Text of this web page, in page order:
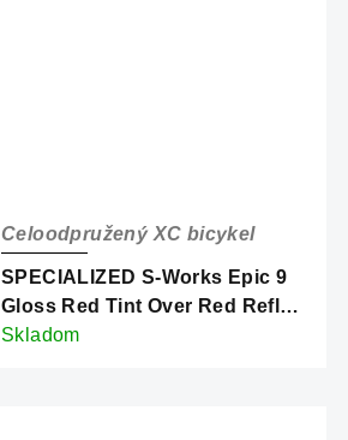
SPECIALIZED S-Works Epic 9
Gloss Red Tint Over Red Reflex
Pearl Edge Fade/Metallic White
Celoodpružený XC bicykel
Skladom